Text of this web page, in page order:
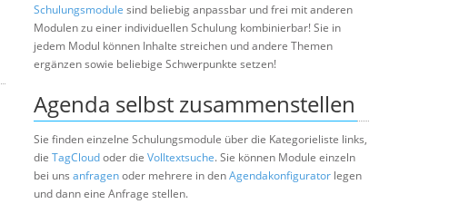
Schulungsmodule sind beliebig anpassbar und frei mit anderen
Modulen zu einer individuellen Schulung kombinierbar! Sie in
jedem Modul können Inhalte streichen und andere Themen
ergänzen sowie beliebige Schwerpunkte setzen!
Agenda selbst zusammenstellen
Sie finden einzelne Schulungsmodule über die Kategorieliste links,
die TagCloudoder die Volltextsuche. Sie können Module einzeln
bei uns anfragenoder mehrere in denAgendakonfigurator legen
und dann eine Anfrage stellen.